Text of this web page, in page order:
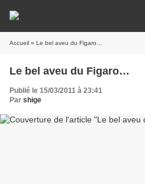
Accueil » Le bel aveu du Figaro…
Le bel aveu du Figaro…
Publié le 15/03/2011 à 23:41
Par shige